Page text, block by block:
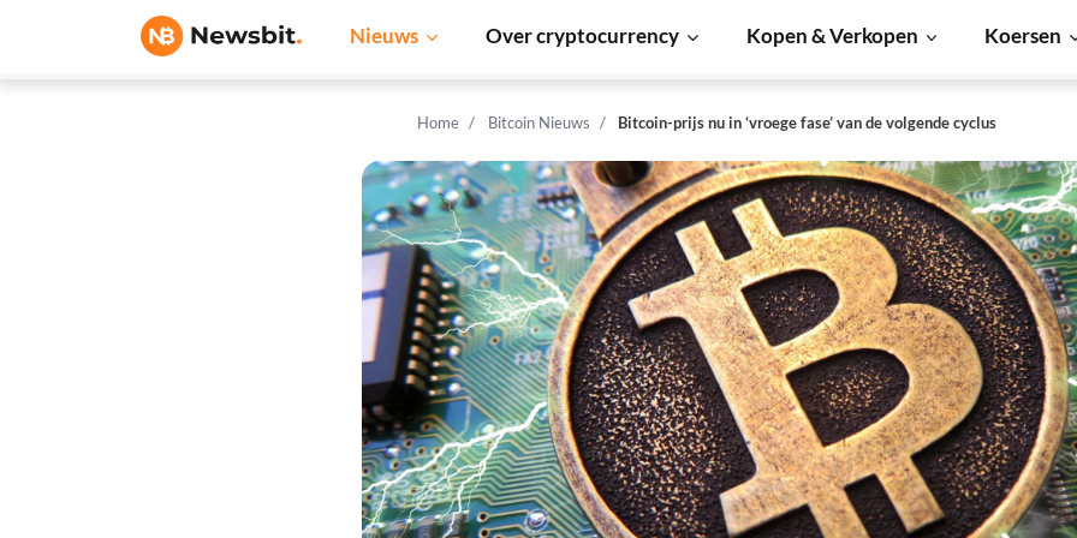
Nieuws Over cryptocurrency Kopen & Verkopen Koersen
Home Bitcoin Nieuws Bitcoin-prijs nu in ‘vroege fase’ van de volgende cyclus